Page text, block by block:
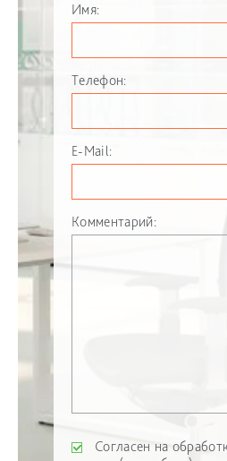
Имя:
Телефон:
E-Mail:
Комментарий:
Согласен на